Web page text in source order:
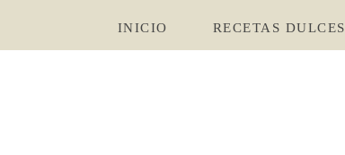
INICIO RECETAS DULCES